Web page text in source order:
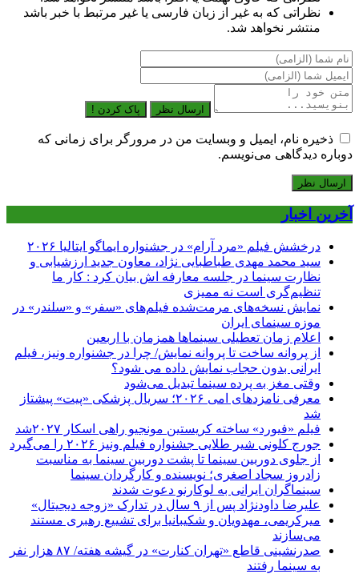
نظراتی که به غیر از زبان فارسی یا غیر مرتبط با خبر باشد
منتشر نخواهد شد.
ارسال نظر پاک کردن !
ذخیره نام، ایمیل و وبسایت من در مرورگر برای زمانی که
دوباره دیدگاهی می‌نویسم.
آخرین اخبار
درخشش فیلم «مرد آرام» در جشنواره ایماگو ایتالیا ۲۰۲۶
سید محمد مهدی طباطبایی نژاد، معاون جدید ارزشیابی و
نظارت سینما در جلسه معارفه اش بیان کرد : کار ما
تنظیم‌گری است نه ممیزی
نمایش نسخه‌های مرمت‌شده فیلم‌های «سفر» و «سلندر» در
موزه سینمای ایران
اعلام زمان تعطیلی سینماها همزمان با اربعین
از پروانه ساخت تا پروانه نمایش/ چرا در جشنواره ونیز، فیلم
ایرانی بدون حجاب نمایش داده می شود؟
وقتی مغز به پرده سینما تبدیل می‌شود
معرفی نامزدهای امی ۲۰۲۶؛ سریال پزشکی «پیت» پیشتاز
شد
فیلم «فیورد» ساخته کریستین مونجیو راهی اسکار ۲۰۲۷شد
جورج کلونی شیر طلایی جشنواره فیلم ونیز ۲۰۲۶ را می‌گیرد
از جلوی دوربین سینما تا پشت دوربین سینما به مناسبت
زادروز سجاد اصغری؛ نویسنده و کارگردان سینما
سینماگران ایرانی به لوکارنو دعوت شدند
علیرضا داودنژاد پس از ۹ سال در تدارک «زوجه دیجیتال»
میرکریمی، مهدویان و شکیبانیا برای تشییع رهبری مستند
می‌سازند
صدرنشینی قاطع «تهران کنارت» در گیشه هفته/ ۸۷ هزار نفر
به سینما رفتند